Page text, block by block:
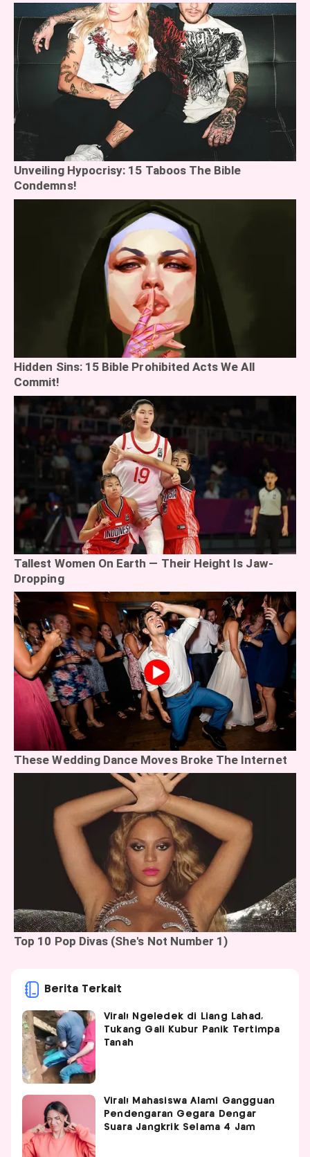
Berita Terkait
Viral! Ngeledek di Liang Lahad,
Tukang Gali Kubur Panik Tertimpa
Tanah
Viral! Mahasiswa Alami Gangguan
Pendengaran Gegara Dengar
Suara Jangkrik Selama 4 Jam